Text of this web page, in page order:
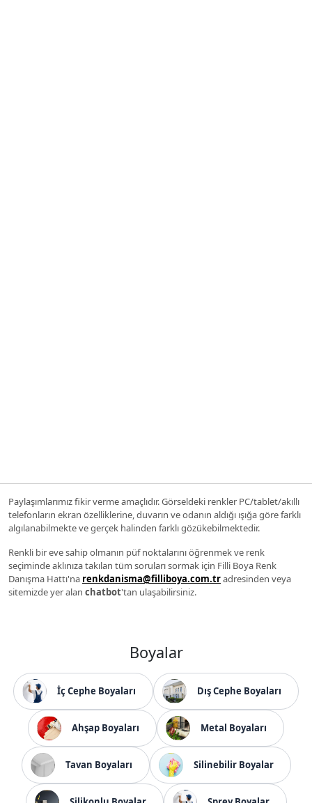
Paylaşımlarımız fikir verme amaçlıdır. Görseldeki renkler PC/tablet/akıllı
telefonların ekran özelliklerine, duvarın ve odanın aldığı ışığa göre farklı
algılanabilmekte ve gerçek halinden farklı gözükebilmektedir.
Renkli bir eve sahip olmanın püf noktalarını öğrenmek ve renk
seçiminde aklınıza takılan tüm soruları sormak için Filli Boya Renk
Danışma Hattı'na renkdanisma@filliboya.com.tradresinden veya
sitemizde yer alan chatbot'tan ulaşabilirsiniz.
Boyalar
İç Cephe Boyaları Dış Cephe Boyaları
Ahşap Boyaları Metal Boyaları
Tavan Boyaları Silinebilir Boyalar